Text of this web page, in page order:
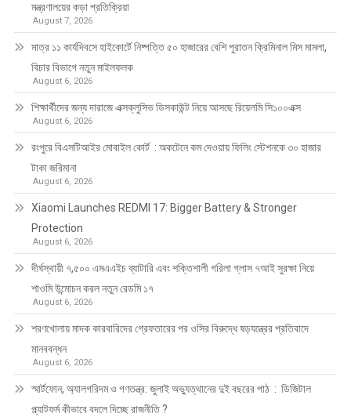
মন্ত্রণালয়ের কড়া প্রতিক্রিয়া
August 7, 2026
মাত্র ১১ কার্যদিবসে হাইকোর্টে নিষ্পত্তি ৫০ হাজারের বেশি পুরাতন ক্রিমিনাল মিস মামলা,
বিচার বিভাগে নতুন মাইলফলক
August 6, 2026
শিক্ষার্থীদের জন্য দারাজে এক্সক্লুসিভ ডিসকাউন্ট নিয়ে আসছে রিয়েলমি সি১০০এক্স
August 6, 2026
রংপুরে বিএসটিআইর মোবাইল কোর্ট : অকটেনে কম দেওয়ায় ফিলিং স্টেশনকে ৩০ হাজার
টাকা জরিমানা
August 6, 2026
Xiaomi Launches REDMI 17: Bigger Battery & Stronger
Protection
August 6, 2026
দীর্ঘস্থায়ী ৭,৫০০ এমএএইচ ব্যাটারি এবং শক্তিশালী গরিলা গ্লাস ৭আই সুরক্ষা নিয়ে
শাওমি উন্মোচন করল নতুন রেডমি ১৭
August 6, 2026
শরণখোলায় মাদক কারবারিদের গ্রেফতারের পর ওসির বিরুদ্ধে ষড়যন্ত্রের প্রতিবাদে
মানববন্ধন
August 6, 2026
স্মার্টফোন, অ্যালগরিদম ও গণতন্ত্র: জুলাই অভ্যুত্থানের দুই বছরের পাঠ : ডিজিটাল
প্ল্যাটফর্ম কীভাবে বদলে দিচ্ছে রাজনীতি ?